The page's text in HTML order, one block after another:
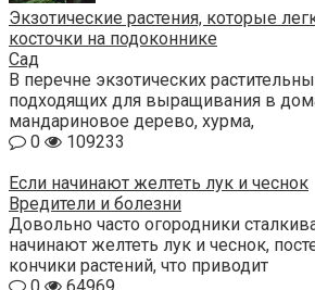
Экзотические растения, которые
косточки на подоконнике
Сад
В перечне экзотических
подходящих для выращивания в
мандариновое дерево, хурма,
0
109233
Если начинают желтеть лук и чеснок
Вредители и болезни
Довольно часто огородники
начинают желтеть лук и чеснок,
кончики растений, что приводит
0
64969